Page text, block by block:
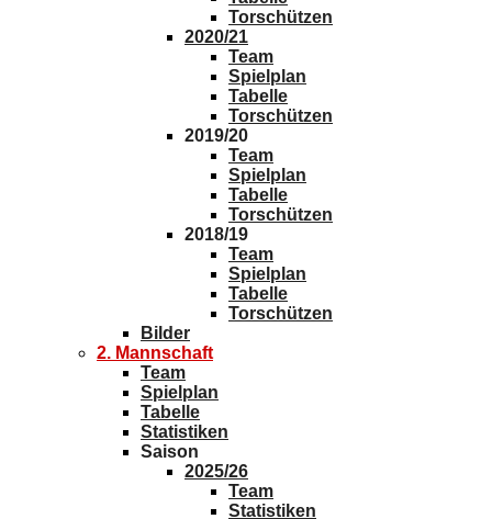
Torschützen
2020/21
Team
Spielplan
Tabelle
Torschützen
2019/20
Team
Spielplan
Tabelle
Torschützen
2018/19
Team
Spielplan
Tabelle
Torschützen
Bilder
2. Mannschaft
Team
Spielplan
Tabelle
Statistiken
Saison
2025/26
Team
Statistiken